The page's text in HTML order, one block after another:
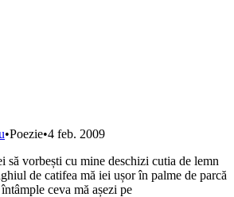
•Poezie•4 feb. 2009
să vorbești cu mine deschizi cutia de lemn
de catifea mă iei ușor în palme de parcă
ceva mă așezi pe